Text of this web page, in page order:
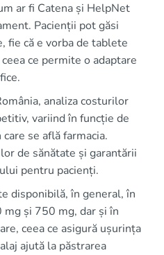
ar fi Catena și HelpNet
Pacienții pot găsi
fie că e vorba de tablete
ce permite o adaptare
analiza costurilor
variind în funcție de
se află farmacia.
de sănătate și garantării
pentru pacienți.
disponibilă, în general, în
și 750 mg, dar și în
ceea ce asigură ușurința
ajută la păstrarea